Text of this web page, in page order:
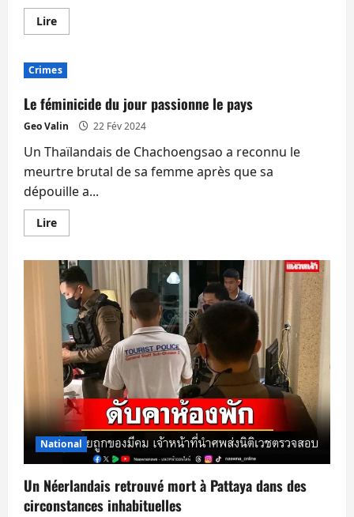
LireEn
savoir
Deux
petits
en
jeu
de
piste
par
chauffard
à
Songkhla
Crimes
Le féminicide du jour passionne le pays
Geo Valin 22 Fév 2024
Un Thaïlandais de Chachoengsao a reconnu le
meurtre brutal de sa femme après que sa
dépouille a...
LireEn
savoir
Le
féminicide
du
jour
passionne
le
pays
National
Un Néerlandais retrouvé mort à Pattaya dans des
circonstances inhabituelles